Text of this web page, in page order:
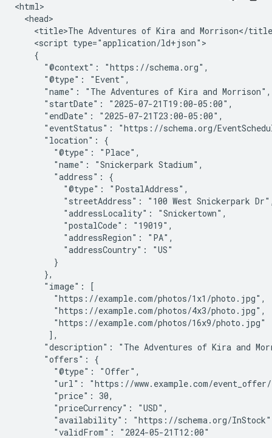
<html>
  <head>
<title>The Adventures of Kira and Morrison</
    <script type="application/ld+json">
    {
      "@context": "https://schema.org",
      "@type": "Event",
      "name": "The Adventures of Kira and Morrison",
      "startDate": "2025-07-21T19:00-05:00",
      "endDate": "2025-07-21T23:00-05:00",
"eventStatus": "https://schema.org/
      "location": {
        "@type": "Place",
        "name": "Snickerpark Stadium",
        "address": {
          "@type": "PostalAddress",
"streetAddress": "100 West Snickerpark
          "addressLocality": "Snickertown",
          "postalCode": "19019",
          "addressRegion": "PA",
          "addressCountry": "US"
        }
      },
      "image": [
        "https://example.com/photos/1x1/photo.jpg",
        "https://example.com/photos/4x3/photo.jpg",
        "https://example.com/photos/16x9/photo.jpg"
       ],
"description": "The Adventures of Kira and
      "offers": {
        "@type": "Offer",
"url": "https://www.example.com/
        "price": 30,
        "priceCurrency": "USD",
"availability": "https://schema.org/
        "validFrom": "2024-05-21T12:00"